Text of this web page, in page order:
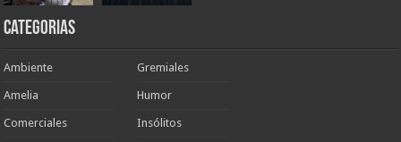
Categorias
Ambiente
Amelia
Comerciales
Gremiales
Humor
Insólitos